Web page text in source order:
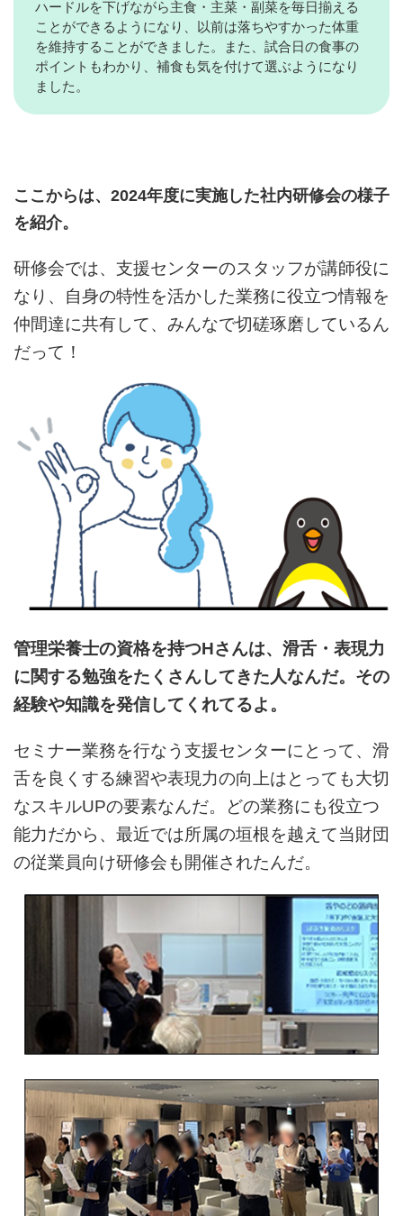
ハードルを下げながら主食・主菜・副菜を毎日揃える
ことができるようになり、以前は落ちやすかった体重
を維持することができました。また、試合日の食事の
ポイントもわかり、補食も気を付けて選ぶようになり
ました。
ここからは、2024年度に実施した社内研修会の様子
を紹介。
研修会では、支援センターのスタッフが講師役に
なり、自身の特性を活かした業務に役立つ情報を
仲間達に共有して、みんなで切磋琢磨しているん
だって！
管理栄養士の資格を持つHさんは、 滑舌・表現力
に関する勉強をたくさんしてきた人なんだ。 その
経験や知識を発信してくれてるよ。
セミナー業務を行なう支援センターにとって、滑
舌を良くする練習や表現力の向上はとっても大切
なスキルUPの要素なんだ。どの業務にも役立つ
能力だから、最近では所属の垣根を越えて当財団
の従業員向け研修会も開催されたんだ。